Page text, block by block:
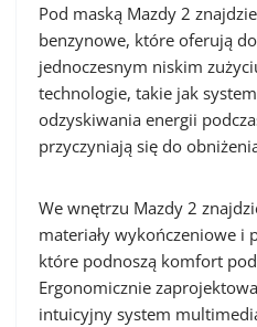
Pod maską Mazdy 2
benzynowe, które oferują
jednoczesnym niskim
technologie, takie jak
odzyskiwania energii
przyczyniają się do
We wnętrzu Mazdy 2
materiały wykończeniowe i
które podnoszą komfort
Ergonomicznie
intuicyjny system